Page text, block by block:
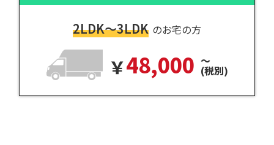
2LDK～3LDK のお宅の方
48,000 ～
(税別)